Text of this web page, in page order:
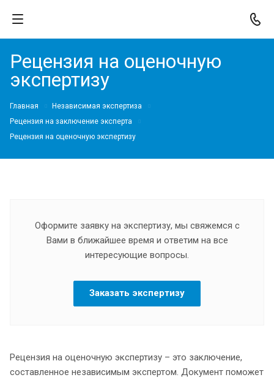
Рецензия на оценочную
экспертизу
Главная
Независимая экспертиза
Рецензия на заключение эксперта
Рецензия на оценочную экспертизу
Оформите заявку на экспертизу, мы свяжемся с
Вами в ближайшее время и ответим на все
интересующие вопросы.
Заказать экспертизу
Рецензия на оценочную экспертизу – это заключение,
составленное независимым экспертом. Документ поможет